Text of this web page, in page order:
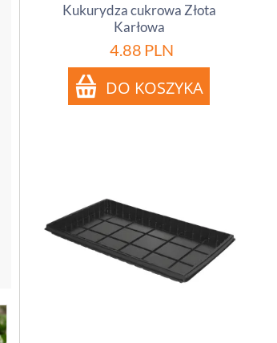
Kukurydza cukrowa Złota
Karłowa
4.88 PLN